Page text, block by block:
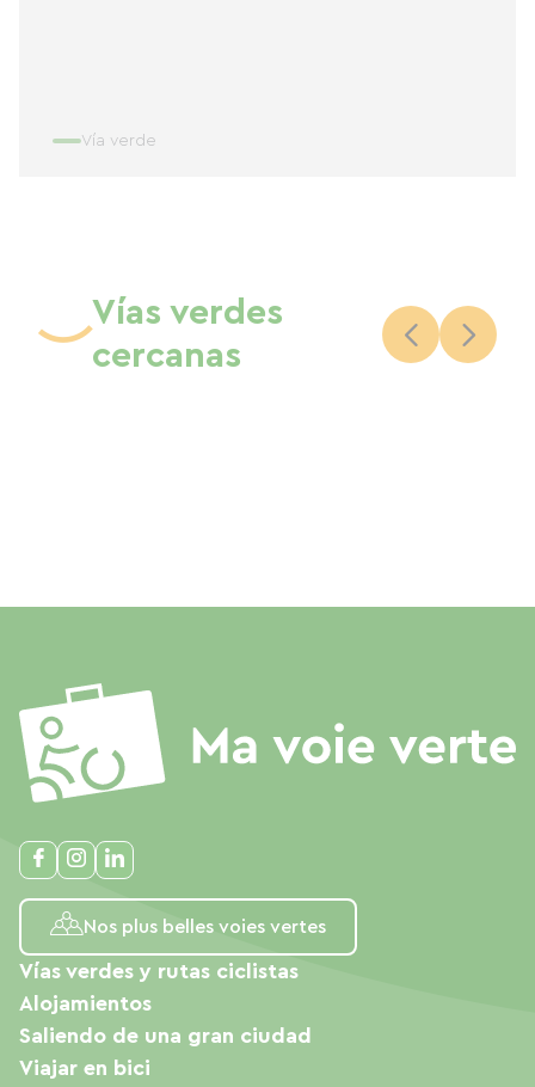
Vía verde
Vías verdes
cercanas
Nos plus belles voies vertes
Vías verdes y rutas ciclistas
Alojamientos
Saliendo de una gran ciudad
Viajar en bici